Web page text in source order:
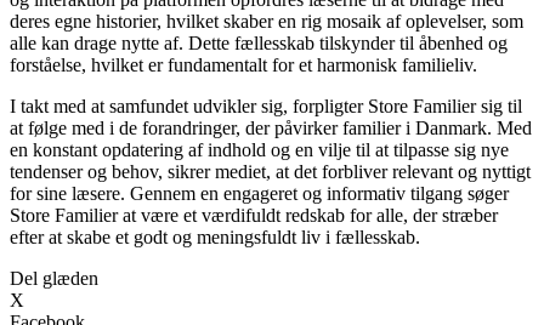
deres egne historier, hvilket skaber en rig mosaik af oplevelser, som
alle kan drage nytte af. Dette fællesskab tilskynder til åbenhed og
forståelse, hvilket er fundamentalt for et harmonisk familieliv.
I takt med at samfundet udvikler sig, forpligter Store Familier sig til
at følge med i de forandringer, der påvirker familier i Danmark. Med
en konstant opdatering af indhold og en vilje til at tilpasse sig nye
tendenser og behov, sikrer mediet, at det forbliver relevant og nyttigt
for sine læsere. Gennem en engageret og informativ tilgang søger
Store Familier at være et værdifuldt redskab for alle, der stræber
efter at skabe et godt og meningsfuldt liv i fællesskab.
Del glæden
X